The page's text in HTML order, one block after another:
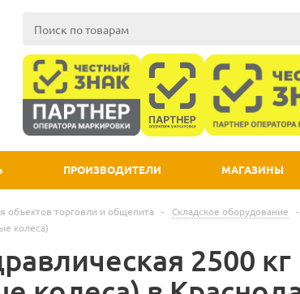
ПРОИЗВОДИТЕЛИ МАГАЗИНЫ
объектов торговли и общепита - Складское оборудование -
колеса)
2500